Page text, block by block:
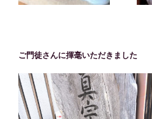
ご門徒さんに揮毫いただきました